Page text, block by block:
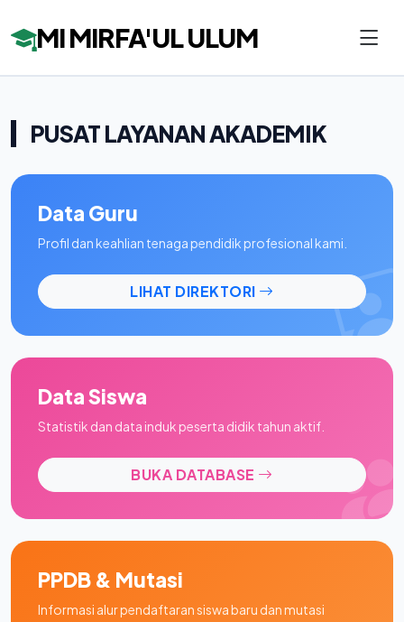
MI MIRFA'UL ULUM
PUSAT LAYANAN AKADEMIK
Data Guru
Profil dan keahlian tenaga pendidik profesional kami.
LIHAT DIREKTORI
Data Siswa
Statistik dan data induk peserta didik tahun aktif.
BUKA DATABASE
PPDB & Mutasi
Informasi alur pendaftaran siswa baru dan mutasi